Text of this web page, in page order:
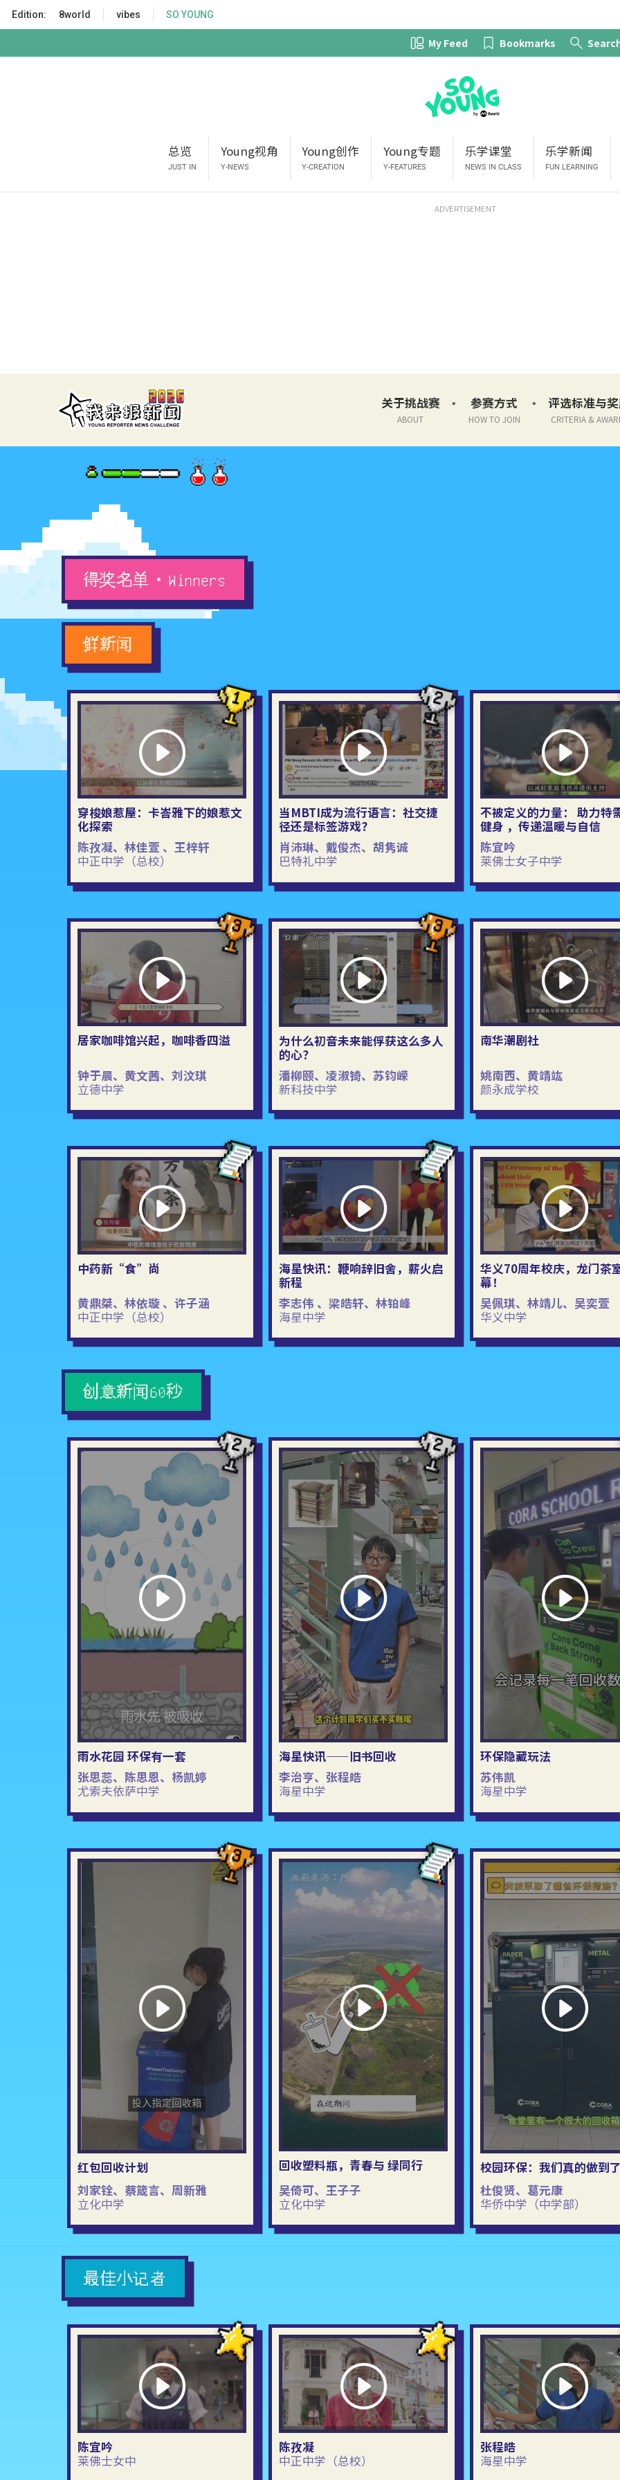
p
Edition: 8world vibes SO YOUNG
My Feed Bookmarks
总览
JUST IN
Young视角
Y-NEWS
Young创作
Y-CREATION
Young专题
Y-FEATURES
乐学课堂
NEWS IN CLASS
乐学新闻
FUN LEARNING
ADVERTISEMENT
关于挑战赛
ABOUT
参赛方式
HOW TO JOIN
评选标准与
CRITERIA &
得奖名单 Winners
鲜新闻
穿梭娘惹屋：卡峇雅下的娘惹文
化探索
陈孜凝、林佳萱 、王梓轩
中正中学（总校）
当MBTI成为流行语言：社交捷
径还是标签游戏?
肖沛琳、戴俊杰、胡隽诚
巴特礼中学
不被定义的力量： 助力特
健身 ，传递温暖与自信
陈宜吟
莱佛士女子中学
居家咖啡馆兴起，咖啡香四溢
钟于晨、黄文茜、刘汶琪
立德中学
为什么初音未来能俘获这么多人
的心？
潘柳颐、凌淑锜、苏钧嵘
新科技中学
南华潮剧社
姚南西、黄靖竑
颜永成学校
中药新“食”尚
黄鼎桀、林依璇 、许子涵
中正中学（总校）
海星快讯：鞭响辞旧舍，薪火启
新程
李志伟 、梁皓轩、林铂峰
海星中学
华义70周年校庆，龙门茶
幕！
吴佩琪、林靖儿、吴奕萱
华义中学
创意新闻60秒
雨水花园 环保有一套
张思蕊、陈思恩、杨凯婷
尤索夫依萨中学
海星快讯——旧书回收
李治亨、张程皓
海星中学
环保隐藏玩法
苏伟凯
海星中学
红包回收计划
刘家铨、蔡箴言、周新雅
立化中学
回收塑料瓶，青春与 绿同行
吴倚可、王子子
立化中学
校园环保：我们真的做到
杜俊贤、葛元康
华侨中学（中学部）
最佳小记者
陈宜吟
莱佛士女中
陈孜凝
中正中学（总校）
张程皓
海星中学